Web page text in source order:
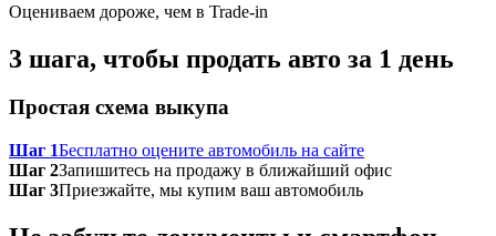
Оцениваем дороже, чем в Trade‑in
3 шага, чтобы продать авто за 1 день
Простая схема выкупа
Шаг 1Бесплатно оцените автомобиль на сайте
Шаг 2Запишитесь на продажу в ближайший офис
Шаг 3Приезжайте, мы купим ваш автомобиль